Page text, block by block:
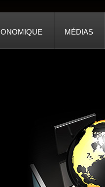
MÉDIAS